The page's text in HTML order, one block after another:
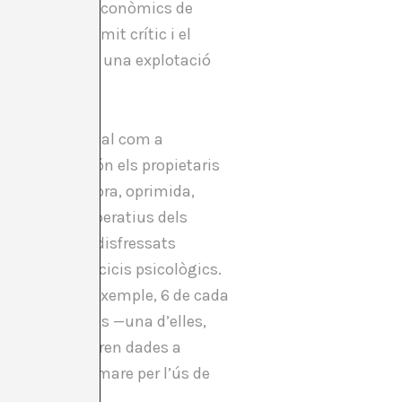
els models econòmics de
superat un límit crític i el
amb una explotació
l’era actual com a
perquè són els propietaris
treballadora, oprimida,
sistemes operatius dels
subtilment disfressats
exercicis psicològics.
Per exemple, 6 de cada
negres —una d’elles,
subministren dades a
i de la seva mare per l’ús de